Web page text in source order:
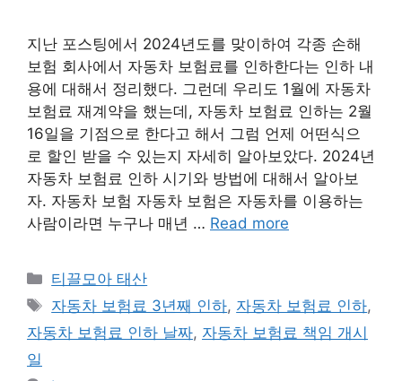
지난 포스팅에서 2024년도를 맞이하여 각종 손해
보험 회사에서 자동차 보험료를 인하한다는 인하 내
용에 대해서 정리했다. 그런데 우리도 1월에 자동차
보험료 재계약을 했는데, 자동차 보험료 인하는 2월
16일을 기점으로 한다고 해서 그럼 언제 어떤식으
로 할인 받을 수 있는지 자세히 알아보았다. 2024년
자동차 보험료 인하 시기와 방법에 대해서 알아보
자. 자동차 보험 자동차 보험은 자동차를 이용하는
사람이라면 누구나 매년 … Read more
Categories
티끌모아 태산
Tags
자동차 보험료 3년째 인하, 자동차 보험료 인하,
자동차 보험료 인하 날짜, 자동차 보험료 책임 개시
일